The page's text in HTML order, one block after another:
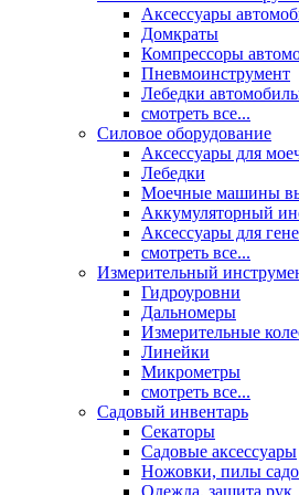
Аксессуары
Домкраты
Компрессоры
Пневмоинструмент
Лебедки
смотреть все...
Силовое оборудование
Аксессуары для
Лебедки
Моечные машины
Аккумуляторный
Аксессуары для
смотреть все...
Измерительный
Гидроуровни
Дальномеры
Измерительные
Линейки
Микрометры
смотреть все...
Садовый инвентарь
Секаторы
Садовые аксессуары
Ножовки, пилы
Одежда, защита рук